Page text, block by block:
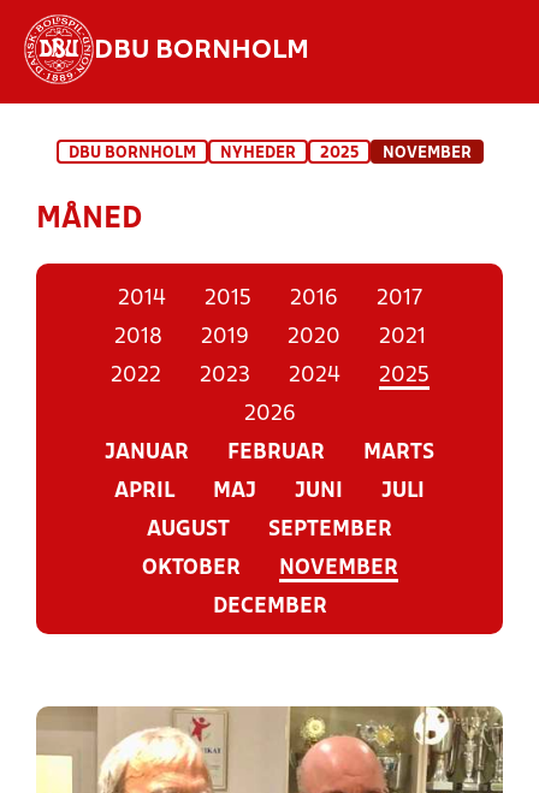
DBU BORNHOLM
STILLINGER, RESULTATER, KLUBBER OG
DBU BORNHOLM NYHEDER 2025 NOVEMBER
MÅNED
2014 2015 2016
2017
2018
2019 2020
2021
2022
2023 2024
2025
2026
JANUAR
FEBRUAR
MARTS
APRIL
MAJ JUNI
JULI
AUGUST
SEPTEMBER
OKTOBER
NOVEMBER
DECEMBER